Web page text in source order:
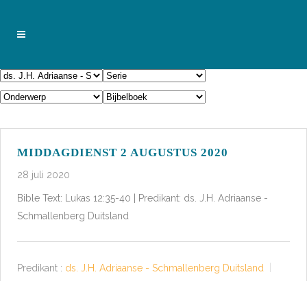
MIDDAGDIENST 2 AUGUSTUS 2020
28 juli 2020
Bible Text: Lukas 12:35-40 | Predikant: ds. J.H. Adriaanse -
Schmallenberg Duitsland
Predikant : ds. J.H. Adriaanse - Schmallenberg Duitsland